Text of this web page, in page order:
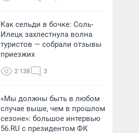
Как сельди в бочке: Соль-
Илецк захлестнула волна
туристов — собрали отзывы
приезжих
2 138 3
«Мы должны быть в любом
случае выше, чем в прошлом
сезоне»: большое интервью
56.RU с президентом ФК